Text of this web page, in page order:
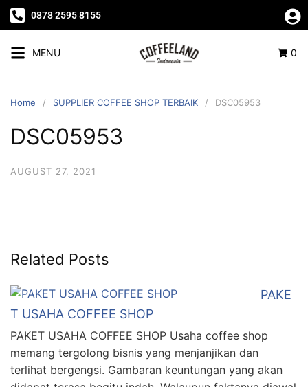
0878 2595 8155
MENU 0
Home SUPPLIER COFFEE SHOP TERBAIK DSC05953
DSC05953
AUGUST 27, 2021
Related Posts
PAKE
T USAHA COFFEE SHOP
PAKET USAHA COFFEE SHOP Usaha coffee shop
memang tergolong bisnis yang menjanjikan dan
terlihat bergengsi. Gambaran keuntungan yang akan